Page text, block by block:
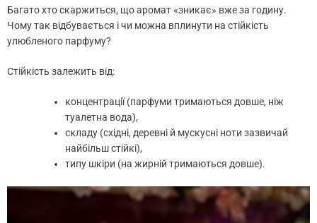
Багато хто скаржиться, що аромат «зникає» вже за годину.
Чому так відбувається і чи можна вплинути на стійкість
улюбленого парфуму?
Стійкість залежить від:
концентрації (парфуми тримаються довше, ніж
туалетна вода),
складу (східні, деревні й мускусні ноти зазвичай
найбільш стійкі),
типу шкіри (на жирній тримаються довше).